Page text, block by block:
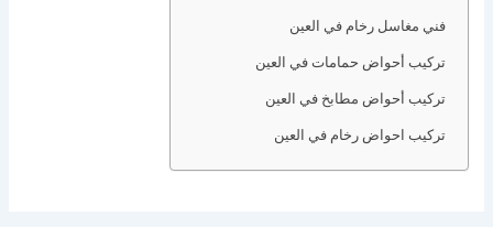
فني مغاسل رخام في العين
تركيب أحواض حمامات في العين
تركيب أحواض مطابخ في العين
تركيب احواض رخام في العين